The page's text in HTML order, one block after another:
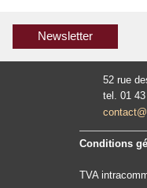
Newsletter
52 rue
tel. 01
Conditions
TVA